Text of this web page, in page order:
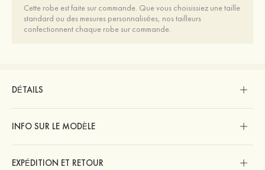
Cette robe est faite sur commande. Que vous choisissiez une taille
standard ou des mesures personnalisées, nos tailleurs
confectionnent chaque robe sur commande.
DÉTAILS
INFO SUR LE MODÈLE
EXPÉDITION ET RETOUR